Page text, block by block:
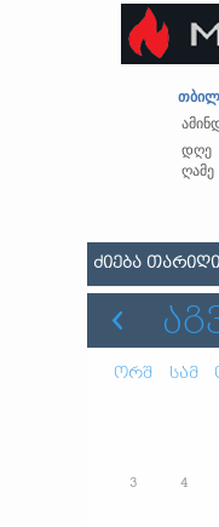
დღე
ღამე
ᲫᲘᲔᲑᲐ
ორშ სამ
3 4